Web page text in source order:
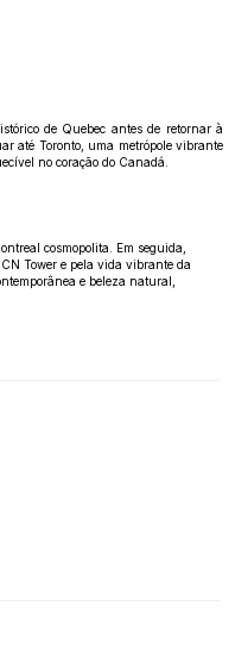
de Quebec antes de retornar à
até Toronto, uma metrópole vibrante
no coração do Canadá.
cosmopolita. Em seguida,
Tower e pela vida vibrante da
e beleza natural,